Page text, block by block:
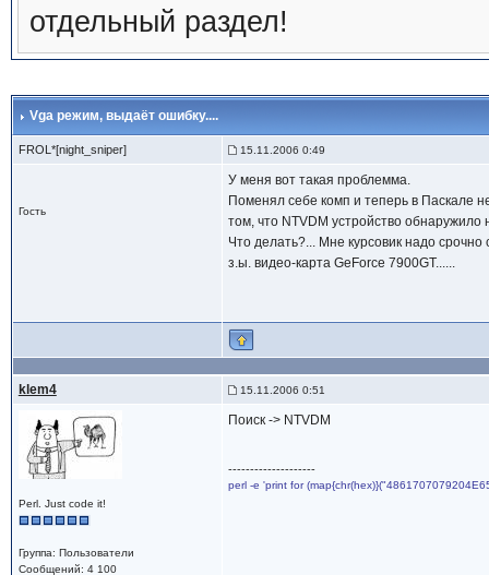
отдельный раздел!
Vga режим, выдаёт ошибку....
FROL*[night_sniper] 15.11.2006 0:49
Гость
У меня вот такая проблемма.
Поменял себе комп и теперь в Паскале
том, что NTVDM устройство
Что делать?... Мне курсовик надо срочно
з.ы. видео-карта GeForce 7900GT......
klem4 15.11.2006 0:51
Perl. Just code it!
Группа: Пользователи
Сообщений: 4 100
Поиск -> NTVDM
--------------------
perl -e 'print for